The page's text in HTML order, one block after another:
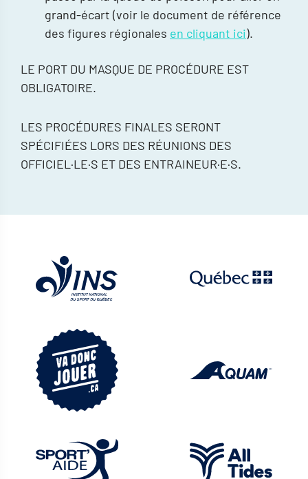
grand-écart (voir le document de référence
des figures régionales en cliquant ici).
LE PORT DU MASQUE DE PROCÉDURE EST
OBLIGATOIRE.
LES PROCÉDURES FINALES SERONT
SPÉCIFIÉES LORS DES RÉUNIONS DES
OFFICIEL·LE·S ET DES ENTRAINEUR·E·S.